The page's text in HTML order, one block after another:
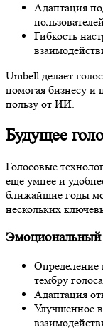
Адаптация
Гибкость
Unibell делает
помогая бизнесу и
пользу от ИИ.
Будущее
Голосовые
еще умнее и
ближайшие годы
нескольких
Эмоциональный
Определение
тембру голоса.
Адаптация
Улучшенное